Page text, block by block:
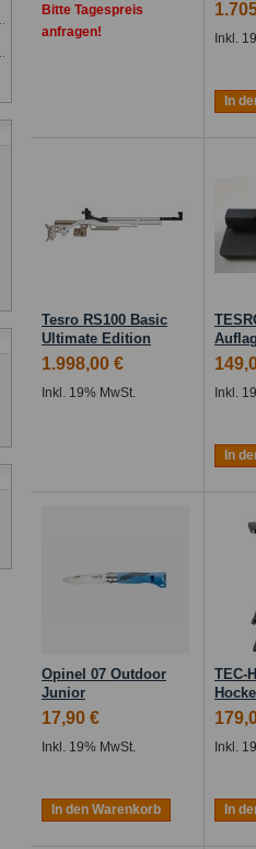
Bitte Tagespreis
anfragen!
Inkl.
In
Tesro RS100 Basic
Ultimate Edition
1.998,00 €
Inkl. 19% MwSt. Inkl.
In
Opinel 07 Outdoor
Junior
17,90 €
Inkl. 19% MwSt.
In den Warenkorb
TEC-
Inkl.
In